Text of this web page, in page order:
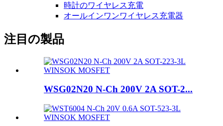
時計のワイヤレス充電
オールインワンワイヤレス充電器
注目の製品
WSG02N20 N-Ch 200V 2A SOT-2...